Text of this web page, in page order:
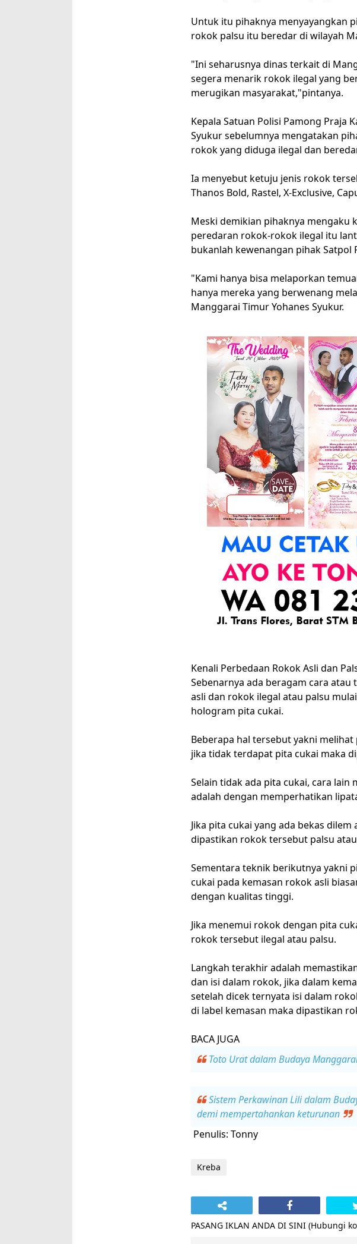
Untuk itu pihaknya menyayangkan
rokok palsu itu beredar di wilayah
"Ini seharusnya dinas terkait di
segera menarik rokok ilegal yang
merugikan masyarakat,"pintanya.
Kepala Satuan Polisi Pamong Praja
Syukur sebelumnya mengatakan
rokok yang diduga ilegal dan
Ia menyebut ketuju jenis rokok
Thanos Bold, Rastel, X-Exclusive,
Meski demikian pihaknya mengaku
peredaran rokok-rokok ilegal itu
bukanlah kewenangan pihak Satpol
"Kami hanya bisa melaporkan
hanya mereka yang berwenang
Manggarai Timur Yohanes Syukur.
Kenali Perbedaan Rokok Asli dan
Sebenarnya ada beragam cara
asli dan rokok ilegal atau palsu
hologram pita cukai.
Beberapa hal tersebut yakni
jika tidak terdapat pita cukai maka
Selain tidak ada pita cukai, cara
adalah dengan memperhatikan
Jika pita cukai yang ada bekas
dipastikan rokok tersebut palsu
Sementara teknik berikutnya yakni
cukai pada kemasan rokok asli
dengan kualitas tinggi.
Jika menemui rokok dengan pita
rokok tersebut ilegal atau palsu.
Langkah terakhir adalah
dan isi dalam rokok, jika dalam
setelah dicek ternyata isi dalam
di label kemasan maka dipastikan
BACA JUGA
Toto Urat dalam Budaya
Sistem Perkawinan Lili dalam
demi mempertahankan keturunan
Penulis: Tonny
Kreba
PASANG IKLAN ANDA DI SINI (Hubungi